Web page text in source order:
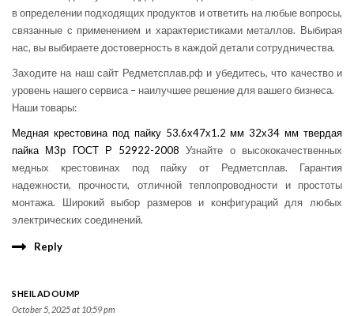
в определении подходящих продуктов и ответить на любые вопросы,
связанные с применением и характеристиками металлов. Выбирая
нас, вы выбираете достоверность в каждой детали сотрудничества.
Заходите на наш сайт Редметсплав.рф и убедитесь, что качество и
уровень нашего сервиса – наилучшее решение для вашего бизнеса.
Наши товары:
Медная крестовина под пайку 53.6х47х1.2 мм 32х34 мм твердая
пайка М3р ГОСТ Р 52922-2008 Узнайте о высококачественных
медных крестовинах под пайку от Редметсплав. Гарантия
надежности, прочности, отличной теплопроводности и простоты
монтажа. Широкий выбор размеров и конфигураций для любых
электрических соединений.
Reply
SHEILADOUMP
October 5, 2025 at 10:59 pm